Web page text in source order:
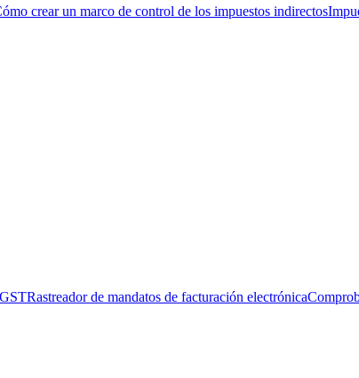
crear un marco de control de los impuestos indirectos
Rastreador de mandatos de facturación electrónica